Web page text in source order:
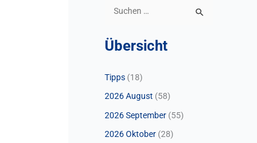
c
e
n
n
a
Übersicht
Tipps (18)
2026 August (58)
2026 September (55)
2026 Oktober (28)